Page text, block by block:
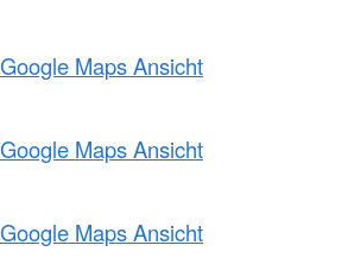
Maps Ansicht
Maps Ansicht
Maps Ansicht